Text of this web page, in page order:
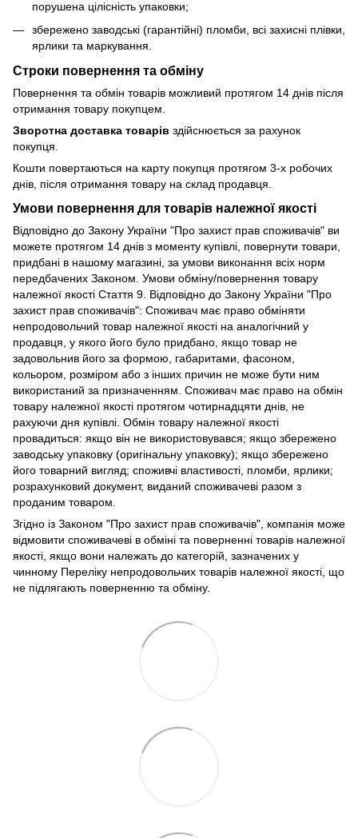
порушена цілісність упаковки;
збережено заводські (гарантійні) пломби, всі захисні плівки,
ярлики та маркування.
Строки повернення та обміну
Повернення та обмін товарів можливий протягом 14 днів після
отримання товару покупцем.
Зворотна доставка товарів здійснюється за рахунок
покупця.
Кошти повертаються на карту покупця протягом 3-х робочих
днів, після отримання товару на склад продавця.
Умови повернення для товарів належної якості
Відповідно до Закону України "Про захист прав споживачів" ви
можете протягом 14 днів з моменту купівлі, повернути товари,
придбані в нашому магазині, за умови виконання всіх норм
передбачених Законом. Умови обміну/повернення товару
належної якості Стаття 9. Відповідно до Закону України "Про
захист прав споживачів": Споживач має право обміняти
непродовольчий товар належної якості на аналогічний у
продавця, у якого його було придбано, якщо товар не
задовольнив його за формою, габаритами, фасоном,
кольором, розміром або з інших причин не може бути ним
використаний за призначенням. Споживач має право на обмін
товару належної якості протягом чотирнадцяти днів, не
рахуючи дня купівлі. Обмін товару належної якості
провадиться: якщо він не використовувався; якщо збережено
заводську упаковку (оригінальну упаковку); якщо збережено
його товарний вигляд; споживчі властивості, пломби, ярлики;
розрахунковий документ, виданий споживачеві разом з
проданим товаром.
Згідно із Законом "Про захист прав споживачів", компанія може
відмовити споживачеві в обміні та поверненні товарів належної
якості, якщо вони належать до категорій, зазначених у
чинному Переліку непродовольчих товарів належної якості, що
не підлягають поверненню та обміну.